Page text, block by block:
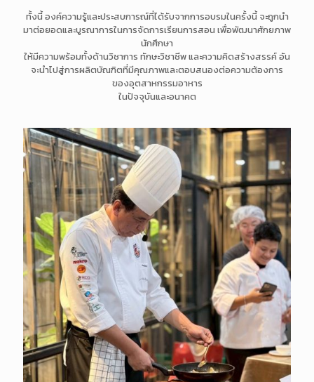
ทั้งนี้ องค์ความรู้และประสบการณ์ที่ได้รับจากการอบรมในครั้งนี้ จะถูกนำ
มาต่อยอดและบูรณาการในการจัดการเรียนการสอน เพื่อพัฒนาศักยภาพ
นักศึกษา
ให้มีความพร้อมทั้งด้านวิชาการ ทักษะวิชาชีพ และความคิดสร้างสรรค์ อัน
จะนำไปสู่การผลิตบัณฑิตที่มีคุณภาพและตอบสนองต่อความต้องการ
ของอุตสาหกรรมอาหาร
ในปัจจุบันและอนาคต